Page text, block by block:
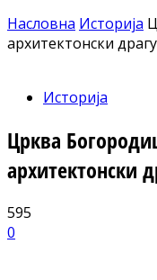
Насловна Историја
архитектонски
Историја
Црква
архитектонски
595
0